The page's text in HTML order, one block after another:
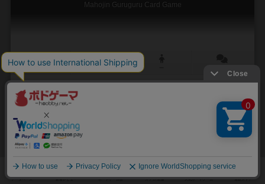
Mahojin Guruguru Card Game
未登録
未登録
未登録
2 1 0 6